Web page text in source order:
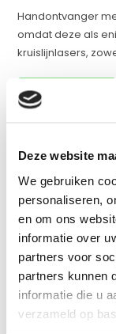
Deze website
We gebruiken
personaliseren,
en om ons
informatie over
partners voor
partners kunnen
informatie die u
verzameld op
Handontvanger
omdat deze als
kruislijnlasers,
Op voorraad
Specificaties